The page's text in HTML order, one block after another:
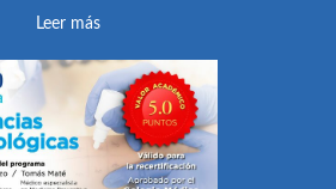
Leer más